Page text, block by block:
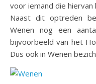
voor iemand die
Naast dit optreden
Wenen nog een
bijvoorbeeld van het
Dus ook in Wenen